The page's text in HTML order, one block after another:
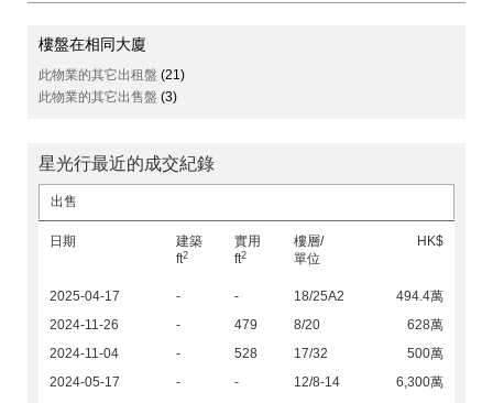
樓盤在相同大廈
此物業的其它出租盤 (21)
此物業的其它出售盤 (3)
星光行最近的成交紀錄
出售
日期
建築
ft2
實用
ft2
樓層/
單位
HK$
2025-04-17 - - 18/25A2
494.4萬
2024-11-26
- 479 8/20
628萬
2024-11-04
- 528 17/32
500萬
2024-05-17
- - 12/8-14
6,300萬